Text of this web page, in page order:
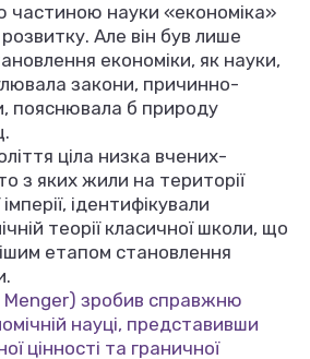
частиною науки «економіка»
розвитку. Але він був лише
економіки, як науки,
закони, причинно-
пояснювала б природу
ціла низка вчених-
з яких жили на території
ідентифікували
теорії класичної школи, що
етапом становлення
Menger) зробив справжню
науці, представивши
цінності та граничної